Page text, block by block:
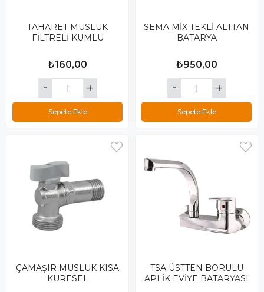
TAHARET MUSLUK
FİLTRELİ KUMLU
₺160,00
Sepete Ekle
SEMA MİX TEKLİ ALTTAN
BATARYA
₺950,00
Sepete Ekle
ÇAMAŞIR MUSLUK KISA
KÜRESEL
TSA ÜSTTEN BORULU
APLİK EVİYE BATARYASI